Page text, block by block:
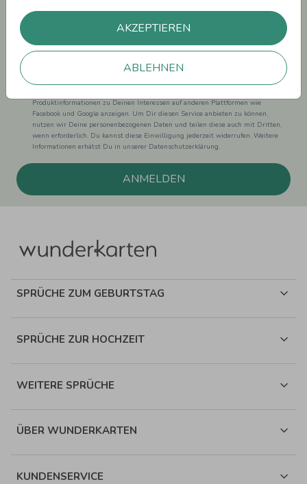
AKZEPTIEREN
ABLEHNEN
Einwilligung zur Datennutzung für Marketingzwecke: Hiermit willigst Du ein,
Produktinformationen zu Deinen Interessen auf anderen Plattformen wie
Facebook und Google anzeigen. Um Dir diesen Service anbieten zu können,
nutzen wir Deine personenbezogenen Daten und teilen diese auch mit Dritten,
wenn erforderlich. Du kannst diese Einwilligung jederzeit widerrufen. Weitere
Informationen erhätst Du in unserer Datenschutzerklärung.
ANMELDEN
SPRÜCHE ZUM GEBURTSTAG
SPRÜCHE ZUR HOCHZEIT
WEITERE SPRÜCHE
ÜBER WUNDERKARTEN
KUNDENSERVICE